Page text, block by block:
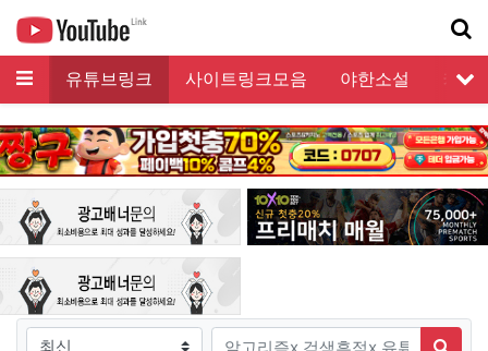
메뉴 유튜브링크 사이트링크모음 야한소설
커뮤
검색조건
검색어